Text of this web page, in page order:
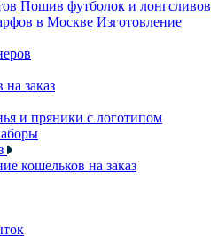
Пошив футболок и лонгсливов
в Москве Изготовление
заказ
и пряники с логотипом
кошельков на заказ